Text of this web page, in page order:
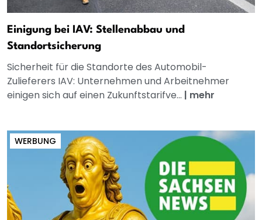
Einigung bei IAV: Stellenabbau und
Standortsicherung
Sicherheit für die Standorte des Automobil-
Zulieferers IAV: Unternehmen und Arbeitnehmer
einigen sich auf einen Zukunftstarifve... | mehr
WERBUNG